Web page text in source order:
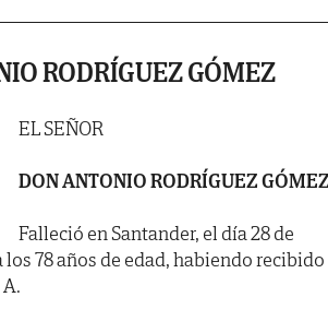
RODRÍGUEZ GÓMEZ
EL SEÑOR
DON ANTONIO RODRÍGUEZ
Falleció en Santander, el día 28 de
los 78 años de edad, habiendo recibido
A.